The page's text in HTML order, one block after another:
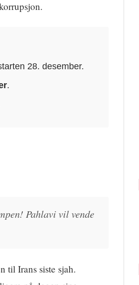
28. desember.
.
Pahlavi vil vende
til Irans siste sjah.